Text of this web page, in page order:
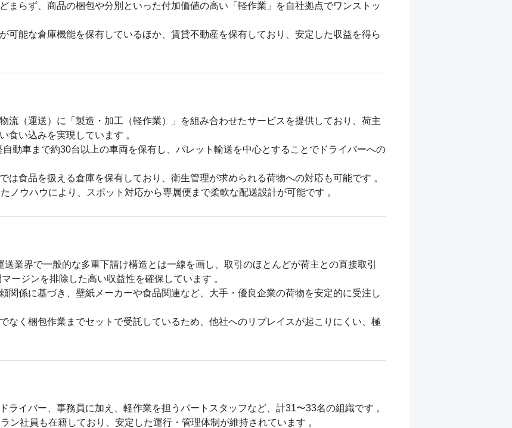
まらず、商品の梱包や分別といった付加価値の高い「軽作業」を自社拠点でワンストッ
可能な倉庫機能を保有しているほか、賃貸不動産を保有しており、安定した収益を得ら
流（運送）に「製造・加工（軽作業）」を組み合わせたサービスを提供しており、荷主
食い込みを実現しています 。
自動車まで約30台以上の車両を保有し、パレット輸送を中心とすることでドライバーへの
は食品を扱える倉庫を保有しており、衛生管理が求められる荷物への対応も可能です 。
ノウハウにより、スポット対応から専属便まで柔軟な配送設計が可能です 。
送業界で一般的な多重下請け構造とは一線を画し、取引のほとんどが荷主との直接取引
ージンを排除した高い収益性を確保しています 。
関係に基づき、壁紙メーカーや食品関連など、大手・優良企業の荷物を安定的に受注し
なく梱包作業までセットで受託しているため、他社へのリプレイスが起こりにくい、極
ライバー、事務員に加え、軽作業を担うパートスタッフなど、計31〜33名の組織です 。
ン社員も在籍しており、安定した運行・管理体制が維持されています 。